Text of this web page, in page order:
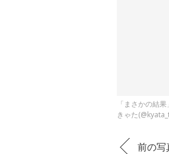
「まさかの結
きゃた
前の写